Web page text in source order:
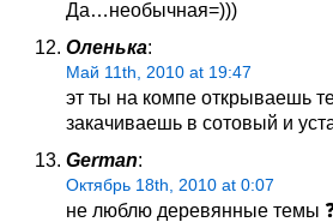
Да…необычная=)))
Оленька:
Май 11th, 2010 at 19:47
эт ты на компе открываешь
закачиваешь в сотовый и
German:
Октябрь 18th, 2010 at 0:07
не люблю деревянные темы